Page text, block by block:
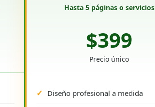
Hasta 5 páginas o servicios
$399
Precio único
Diseño profesional a medida